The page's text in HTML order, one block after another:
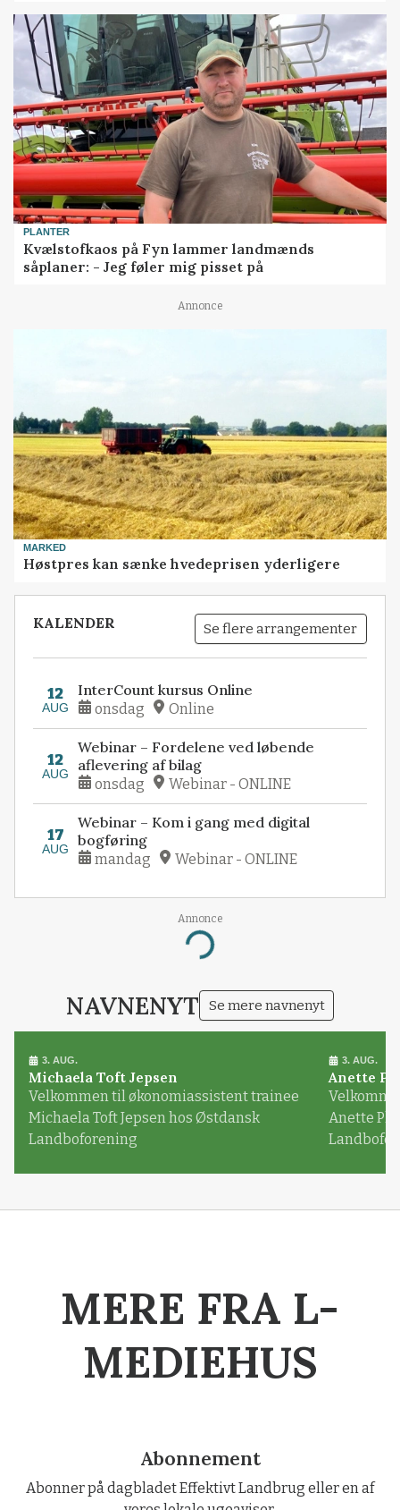
PLANTER
Kvælstofkaos på Fyn lammer landmænds
såplaner: - Jeg føler mig pisset på
Annonce
MARKED
Høstpres kan sænke hvedeprisen yderligere
KALENDER Se flere arrangementer
12
AUG
InterCount kursus Online
onsdag Online
12
AUG
Webinar – Fordelene ved løbende
aflevering af bilag
onsdag Webinar - ONLINE
17
AUG
Webinar – Kom i gang med digital
bogføring
mandag Webinar - ONLINE
Annonce
Loading...
NAVNENYT Se mere navnenyt
3. AUG.
Michaela Toft Jepsen
Velkommen til økonomiassistent trainee
Michaela Toft Jepsen hos Østdansk
Landboforening
3. AUG.
Anette
Anette
MERE FRA L-
MEDIEHUS
Abonnement
Abonner på dagbladet Effektivt Landbrug eller en af